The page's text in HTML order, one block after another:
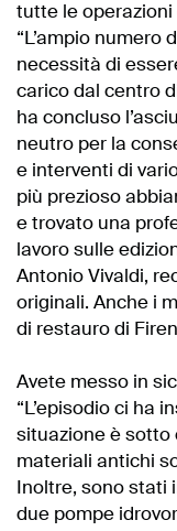
tutte le operazioni
“L’ampio numero
necessità di
carico dal centro
ha concluso
neutro per la
e interventi di
più prezioso
e trovato una
lavoro sulle
Antonio Vivaldi,
originali. Anche i
di restauro di
Avete messo in
“L’episodio ci ha
situazione è sotto
materiali antichi
Inoltre, sono stati
due pompe